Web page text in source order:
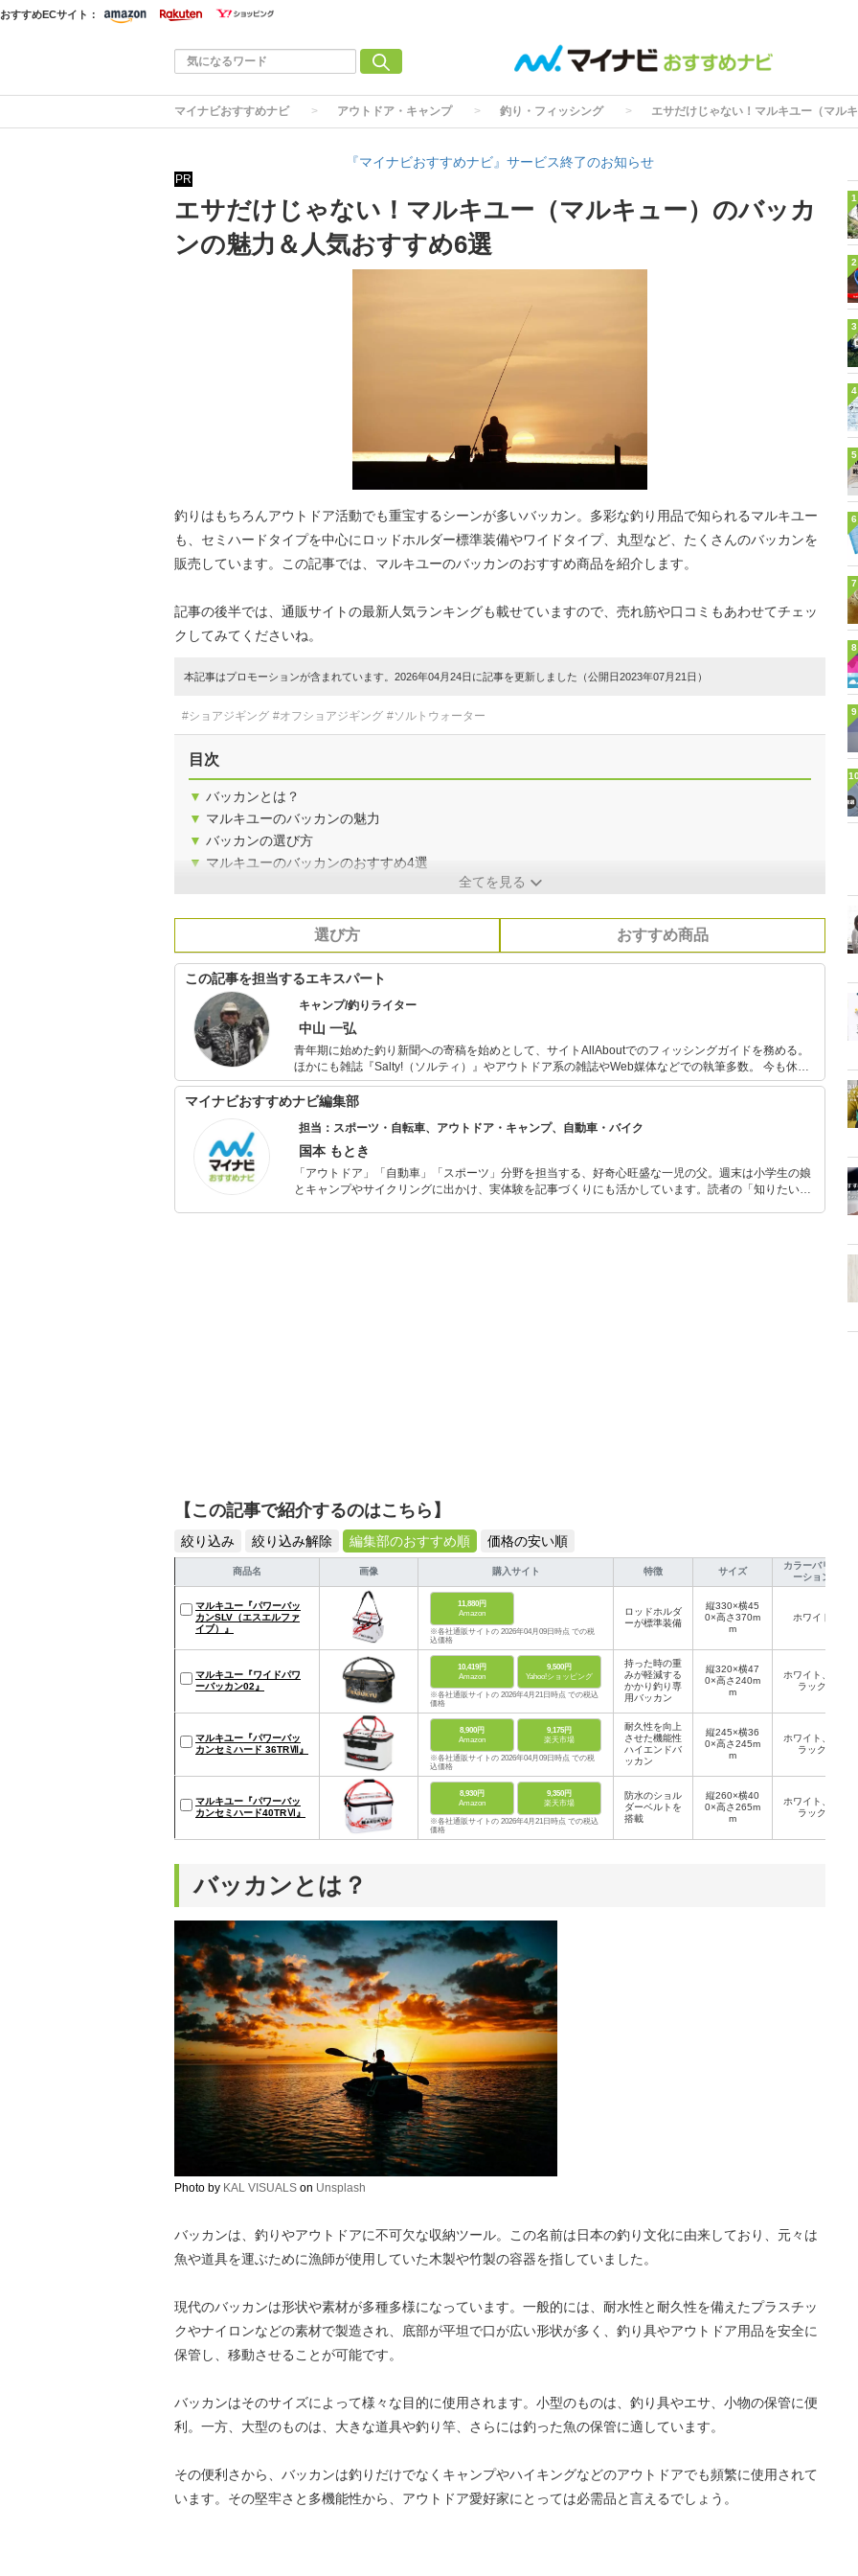
おすすめECサイト：
マイナビおすすめナビ アウトドア・キャンプ 釣り・フィッシング エサだけじゃない！マルキユー（マル
『マイナビおすすめナビ』サービス終了のお知らせ
PR
エサだけじゃない！マルキユー（マルキュー）のバッカ
ンの魅力＆人気おすすめ6選
釣りはもちろんアウトドア活動でも重宝するシーンが多いバッカン。多彩な釣り用品で知られるマルキユー
も、セミハードタイプを中心にロッドホルダー標準装備やワイドタイプ、丸型など、たくさんのバッカンを
販売しています。この記事では、マルキユーのバッカンのおすすめ商品を紹介します。
記事の後半では、通販サイトの最新人気ランキングも載せていますので、売れ筋や口コミもあわせてチェッ
クしてみてくださいね。
本記事はプロモーションが含まれています。2026年04月24日に記事を更新しました（公開日2023年07月21日）
#ショアジギング #オフショアジギング #ソルトウォーター
目次
▼ バッカンとは？
▼ マルキユーのバッカンの魅力
▼ バッカンの選び方
▼ マルキユーのバッカンのおすすめ4選
全てを見る
選び方 おすすめ商品
この記事を担当するエキスパート
キャンプ/釣りライター
中山 一弘
青年期に始めた釣り新聞への寄稿を始めとして、サイトAllAboutでのフィッシングガイドを務める。
ほかにも雑誌『Salty!（ソルティ）』やアウトドア系の雑誌やWeb媒体などでの執筆多数。 今も休日
には必ず海山湖を駆けまわっている自然派で、あらゆるジャンルの釣りを体験し、季節に合わせて日
本中の旬な魚を追っている。 キャンプ用品は、あえて払い下げのミリタリー系ギアで揃えるマニアな
マイナビおすすめナビ編集部
担当：スポーツ・自転車、アウトドア・キャンプ、自動車・バイク
国本 もとき
「アウトドア」「自動車」「スポーツ」分野を担当する、好奇心旺盛な一児の父。週末は小学生の娘
とキャンプやサイクリングに出かけ、実体験を記事づくりにも活かしています。読者の「知りたい」
【この記事で紹介するのはこちら】
絞り込み 絞り込み解除 編集部のおすすめ順 価格の安い順
商品名 画像 購入サイト 特徴 サイズ
カラーバリエ
ーション
マルキユー『パワーバッ
カンSLV（エスエルファ
イブ）』
11,880円
Amazon
※各社通販サイトの 2026年04月09日時点 での税
込価格
ロッドホルダ
ーが標準装備
縦330×横45
0×高さ370m
m
ホワイト
マルキユー『ワイドパワ
ーバッカン02』
10,419円
Amazon
9,500円
Yahoo!ショッピング
※各社通販サイトの 2026年4月21日時点 での税込
価格
持った時の重
みが軽減する
かかり釣り専
用バッカン
縦320×横47
0×高さ240m
m
ホワイト、ブ
ラック
マルキユー『パワーバッ
カンセミハード 36TRⅦ』
8,900円
Amazon
9,175円
楽天市場
※各社通販サイトの 2026年04月09日時点 での税
込価格
耐久性を向上
させた機能性
ハイエンドバ
ッカン
縦245×横36
0×高さ245m
m
ホワイト、ブ
ラック
マルキユー『パワーバッ
カンセミハード40TRⅥ』
8,930円
Amazon
9,350円
楽天市場
※各社通販サイトの 2026年4月21日時点 での税込
価格
防水のショル
ダーベルトを
搭載
縦260×横40
0×高さ265m
m
ホワイト、ブ
ラック
バッカンとは？
Photo by KAL VISUALS on Unsplash
バッカンは、釣りやアウトドアに不可欠な収納ツール。この名前は日本の釣り文化に由来しており、元々は
魚や道具を運ぶために漁師が使用していた木製や竹製の容器を指していました。
現代のバッカンは形状や素材が多種多様になっています。一般的には、耐水性と耐久性を備えたプラスチッ
クやナイロンなどの素材で製造され、底部が平坦で口が広い形状が多く、釣り具やアウトドア用品を安全に
保管し、移動させることが可能です。
バッカンはそのサイズによって様々な目的に使用されます。小型のものは、釣り具やエサ、小物の保管に便
利。一方、大型のものは、大きな道具や釣り竿、さらには釣った魚の保管に適しています。
その便利さから、バッカンは釣りだけでなくキャンプやハイキングなどのアウトドアでも頻繁に使用されて
います。その堅牢さと多機能性から、アウトドア愛好家にとっては必需品と言えるでしょう。
1
2
3
4
5
6
7
8
9